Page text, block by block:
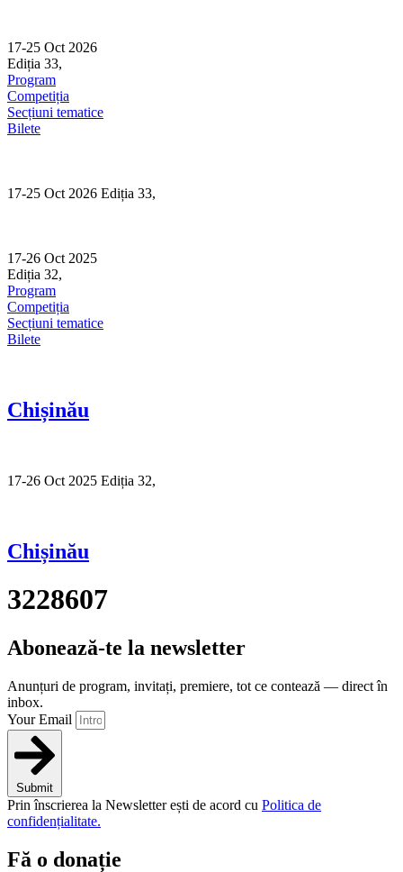
content
17-25 Oct 2026
Ediția 33,
Program
Competiția
Secțiuni tematice
Bilete
17-25 Oct 2026 Ediția 33,
17-26 Oct 2025
Ediția 32,
Program
Competiția
Secțiuni tematice
Bilete
Chișinău
17-26 Oct 2025 Ediția 32,
Chișinău
3228607
Abonează-te la newsletter
Anunțuri de program, invitați, premiere, tot ce contează — direct în
inbox.
Your Email
Submit
Prin înscrierea la Newsletter ești de acord cu Politica de
confidențialitate.
Fă o donație